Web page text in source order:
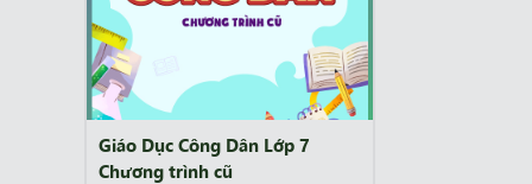
Giáo Dục Công Dân Lớp 7
Chương trình cũ